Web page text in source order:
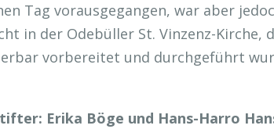
Tag vorausgegangen, war aber
in der Odebüller St. Vinzenz-Kirche,
vorbereitet und durchgeführt
Erika Böge und Hans-Harro